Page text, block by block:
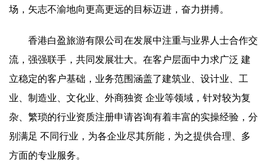
场，矢志不渝地向更高更远的目标迈进，奋力拼搏。
香港白盈旅游有限公司在发展中注重与业界人士合作交
流，强强联手，共同发展壮大。在客户层面中力求广泛 建
立稳定的客户基础，业务范围涵盖了建筑业、设计业、工
业、制造业、文化业、外商独资 企业等领域，针对较为复
杂、繁琐的行业资质注册申请咨询有着丰富的实操经验，分
别满足 不同行业，为各企业尽其所能，为之提供合理、多
方面的专业服务。